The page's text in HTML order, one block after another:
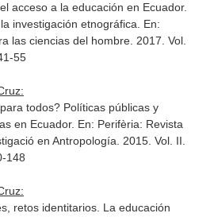
acceso a la educación en Ecuador.
investigación etnográfica. En:
las ciencias del hombre. 2017. Vol.
55
todos? Políticas públicas y
en Ecuador. En: Perifèria: Revista
en Antropología . 2015. Vol. II.
148
retos identitarios. La educación